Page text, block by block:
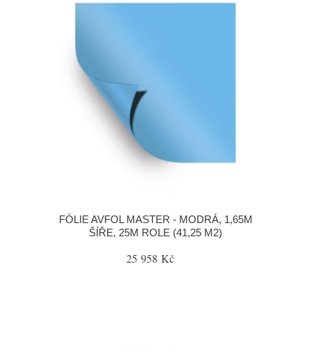
FÓLIE AVFOL MASTER - MODRÁ, 1,65M
ŠÍŘE, 25M ROLE (41,25 M2)
25 958 Kč